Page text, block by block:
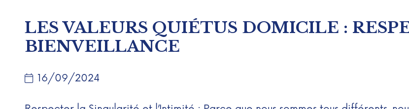
LES VALEURS QUIÉTUS DOMICILE :
BIENVEILLANCE
16/09/2024